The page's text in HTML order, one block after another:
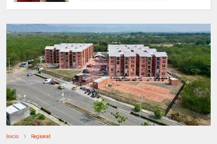
Inicio Regional